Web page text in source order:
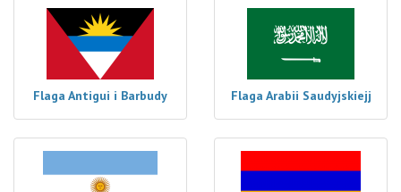
Flaga Antigui i Barbudy Flaga Arabii Saudyjskiejj